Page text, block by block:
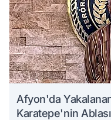
Afyon'da
Karatepe'nin Ablası